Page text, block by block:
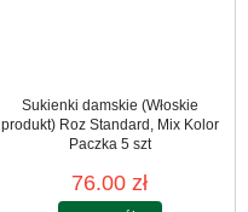
Sukienki damskie (Włoskie
produkt) Roz Standard, Mix Kolor
Paczka 5 szt
76.00 zł